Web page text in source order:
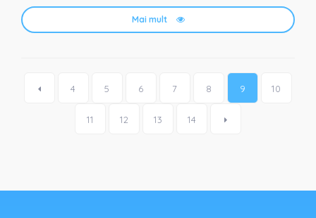
Mai mult
4 5 6 7 8 9 10
11 12 13 14